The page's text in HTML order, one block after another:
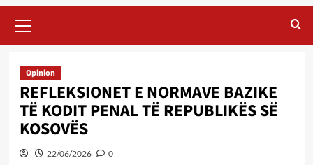
Menu
Opinion
REFLEKSIONET E NORMAVE BAZIKE
TË KODIT PENAL TË REPUBLIKËS SË
KOSOVËS
22/06/2026 0